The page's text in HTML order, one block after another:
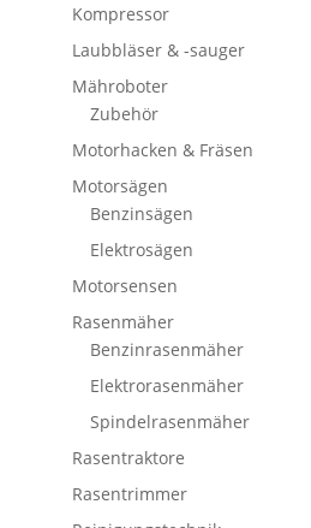
Kompressor
Laubbläser & -sauger
Mähroboter
Zubehör
Motorhacken & Fräsen
Motorsägen
Benzinsägen
Elektrosägen
Motorsensen
Rasenmäher
Benzinrasenmäher
Elektrorasenmäher
Spindelrasenmäher
Rasentraktore
Rasentrimmer